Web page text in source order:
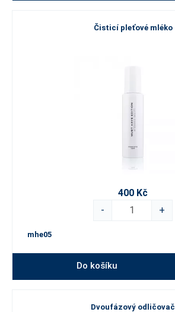
Čisticí pleťové mléko
400 Kč
-
+
mhe05
Do košíku
Dvoufázový odličovač